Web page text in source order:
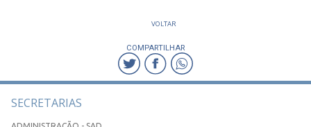
VOLTAR
COMPARTILHAR
SECRETARIAS